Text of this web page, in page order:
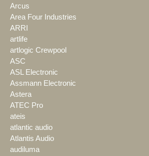
Arcus
Area Four Industries
ARRI
artlife
artlogic Crewpool
ASC
ASL Electronic
Assmann Electronic
Astera
ATEC Pro
ateis
atlantic audio
Atlantis Audio
audiluma